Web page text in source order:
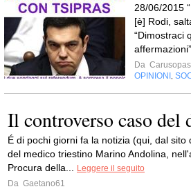
28/06/2015
[è] Rodi,
“Dimostraci
affermazioni”.
Da
OPINIONI
Il controverso caso
É di pochi giorni fa la notizia (qui, dal
del medico triestino Marino Andolina,
Procura della...
Leggere il seguito
Da Gaetano61